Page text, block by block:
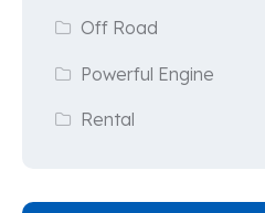
Off Road
Powerful Engine
Rental